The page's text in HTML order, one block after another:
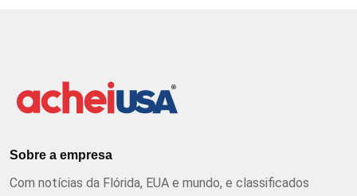
Sobre a empresa
Com notícias da Flórida, EUA e mundo, e classificados